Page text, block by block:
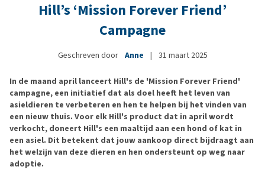
Hill’s ‘Mission Forever Friend’
Campagne
Geschreven door Anne | 31 maart 2025
In de maand april lanceert Hill's de 'Mission Forever Friend'
campagne, een initiatief dat als doel heeft het leven van
asieldieren te verbeteren en hen te helpen bij het vinden van
een nieuw thuis. Voor elk Hill's product dat in april wordt
verkocht, doneert Hill's een maaltijd aan een hond of kat in
een asiel. Dit betekent dat jouw aankoop direct bijdraagt aan
het welzijn van deze dieren en hen ondersteunt op weg naar
adoptie.